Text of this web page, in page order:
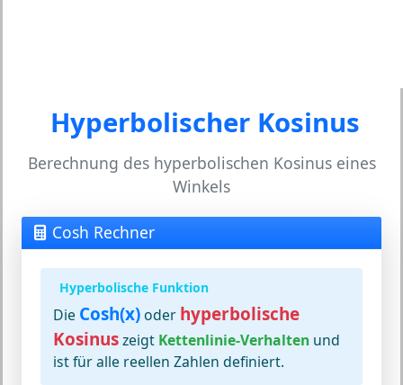
Hyperbolischer Kosinus
Berechnung des hyperbolischen Kosinus eines
Winkels
Cosh Rechner
Hyperbolische Funktion
Die Cosh(x)oder hyperbolische
Kosinuszeigt Kettenlinie-Verhalten und
ist für alle reellen Zahlen definiert.